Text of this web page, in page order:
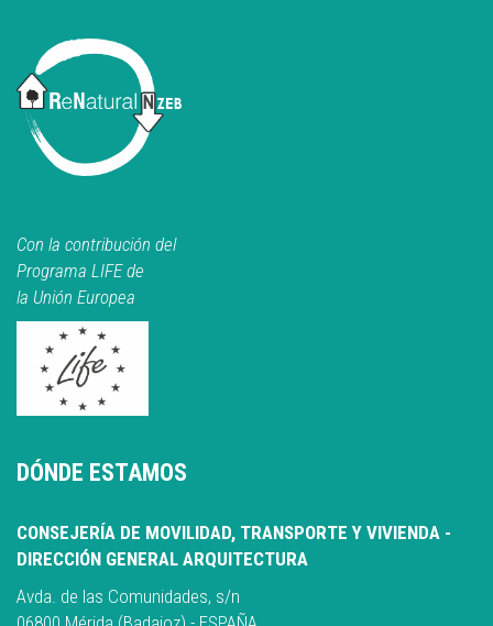
Con la contribución del
Programa LIFE de
la Unión Europea
DÓNDE ESTAMOS
CONSEJERÍA DE MOVILIDAD, TRANSPORTE Y VIVIENDA -
DIRECCIÓN GENERAL ARQUITECTURA
Avda. de las Comunidades, s/n